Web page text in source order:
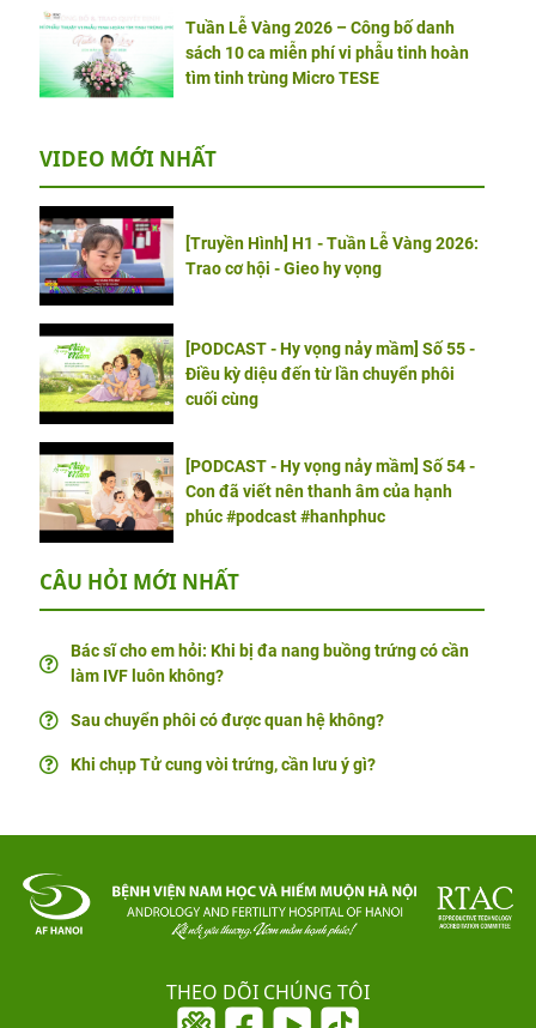
Tuần Lễ Vàng 2026 – Công bố danh
sách 10 ca miễn phí vi phẫu tinh hoàn
tìm tinh trùng Micro TESE
VIDEO MỚI NHẤT
[Truyền Hình] H1 - Tuần Lễ Vàng 2026:
Trao cơ hội - Gieo hy vọng
[PODCAST - Hy vọng nảy mầm] Số 55 -
Điều kỳ diệu đến từ lần chuyển phôi
cuối cùng
[PODCAST - Hy vọng nảy mầm] Số 54 -
Con đã viết nên thanh âm của hạnh
phúc #podcast #hanhphuc
CÂU HỎI MỚI NHẤT
Bác sĩ cho em hỏi: Khi bị đa nang buồng trứng có cần
làm IVF luôn không?
Sau chuyển phôi có được quan hệ không?
Khi chụp Tử cung vòi trứng, cần lưu ý gì?
THEO DÕI CHÚNG TÔI